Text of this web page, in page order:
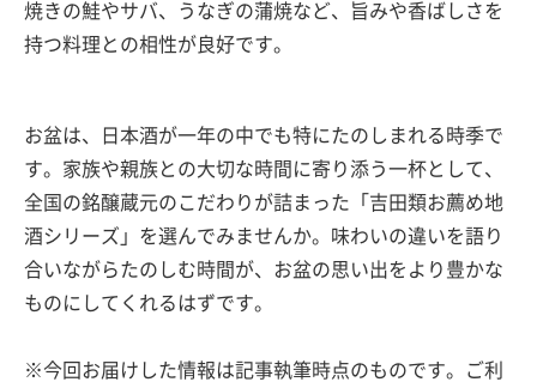
焼きの鮭やサバ、うなぎの蒲焼など、旨みや香ばしさを
持つ料理との相性が良好です。
お盆は、日本酒が一年の中でも特にたのしまれる時季で
す。家族や親族との大切な時間に寄り添う一杯として、
全国の銘醸蔵元のこだわりが詰まった「吉田類お薦め地
酒シリーズ」を選んでみませんか。味わいの違いを語り
合いながらたのしむ時間が、お盆の思い出をより豊かな
ものにしてくれるはずです。
※今回お届けした情報は記事執筆時点のものです。ご利